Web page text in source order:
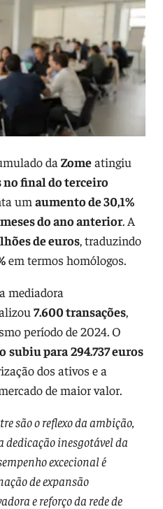
da Zomeatingiu
no final do terceiro
um aumento de 30,1%
do ano anterior. A
de euros, traduzindo
em termos homólogos.
mediadora
7.600 transações,
período de 2024. O
subiu para294.737 euros
dos ativos e a
de maior valor.
são o reflexo da ambição,
dedicação inesgotável da
excecional é
de expansão
e reforço da rede de